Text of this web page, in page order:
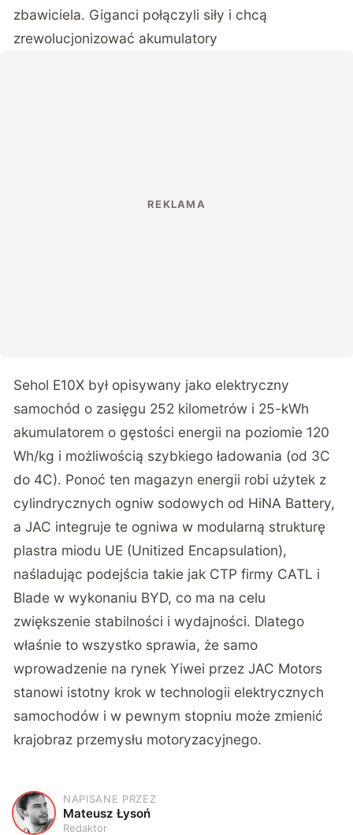
zbawiciela. Giganci połączyli siły i chcą
zrewolucjonizować akumulatory
Sehol E10X był opisywany jako elektryczny
samochód o zasięgu 252 kilometrów i 25-kWh
akumulatorem o gęstości energii na poziomie 120
Wh/kg i możliwością szybkiego ładowania (od 3C
do 4C). Ponoć ten magazyn energii robi użytek z
cylindrycznych ogniw sodowych od HiNA Battery,
a JAC integruje te ogniwa w modularną strukturę
plastra miodu UE (Unitized Encapsulation),
naśladując podejścia takie jak CTP firmy CATL i
Blade w wykonaniu BYD, co ma na celu
zwiększenie stabilności i wydajności. Dlatego
właśnie to wszystko sprawia, że samo
wprowadzenie na rynek Yiwei przez JAC Motors
stanowi istotny krok w technologii elektrycznych
samochodów i w pewnym stopniu może zmienić
krajobraz przemysłu motoryzacyjnego.
M
NAPISANE PRZEZ
Mateusz Łysoń
Redaktor